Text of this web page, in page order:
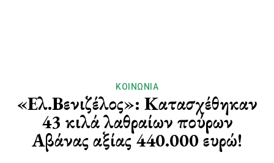
ΚΟΙΝΩΝΊΑ
«Ελ.Βενιζέλος»: Κατασχέθηκαν
43 κιλά λαθραίων πούρων
Αβάνας αξίας 440.000 ευρώ!